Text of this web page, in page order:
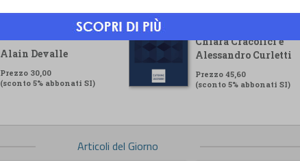
Reporting Standard
Alain Devalle
Prezzo 30,00
(sconto 5% abbonati SI)
Chiara Cracolici e
Alessandro Curletti
Prezzo 45,60
(sconto 5% abbonati SI)
Articoli del Giorno